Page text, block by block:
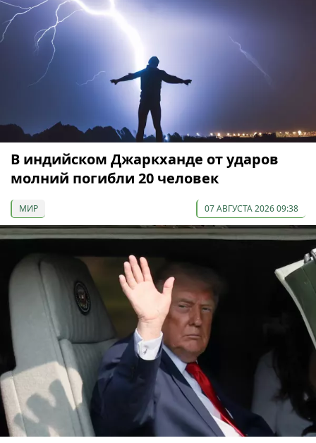
В индийском Джаркханде от ударов
молний погибли 20 человек
МИР 07 АВГУСТА 2026 09:38